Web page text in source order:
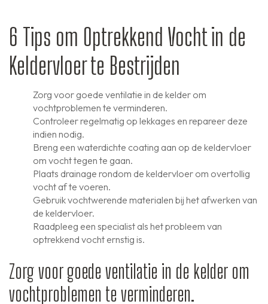
6 Tips om Optrekkend Vocht in de
Keldervloer te Bestrijden
Zorg voor goede ventilatie in de kelder om
vochtproblemen te verminderen.
Controleer regelmatig op lekkages en repareer deze
indien nodig.
Breng een waterdichte coating aan op de keldervloer
om vocht tegen te gaan.
Plaats drainage rondom de keldervloer om overtollig
vocht af te voeren.
Gebruik vochtwerende materialen bij het afwerken van
de keldervloer.
Raadpleeg een specialist als het probleem van
optrekkend vocht ernstig is.
Zorg voor goede ventilatie in de kelder om
vochtproblemen te verminderen.